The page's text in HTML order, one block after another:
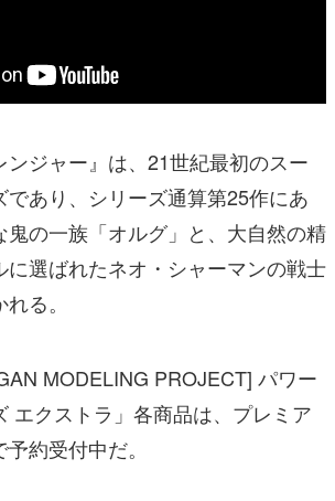
ジャー』は、21世紀最初のスー
鬼の一族「オルグ」と、大自然の精
に選ばれたネオ・シャーマンの戦士
る。
MODELING PROJECT] パワー
予約受付中だ。
バンダイ」公式サイトはこちら